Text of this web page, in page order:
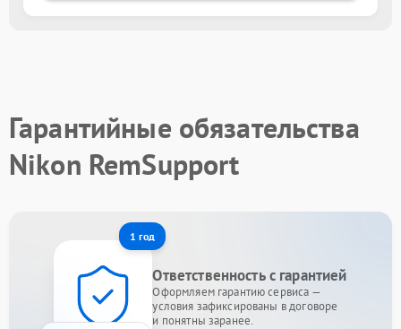
Гарантийные обязательства
Nikon RemSupport
1 год
Ответственность с гарантией
Оформляем гарантию сервиса —
условия зафиксированы в договоре
и понятны заранее.